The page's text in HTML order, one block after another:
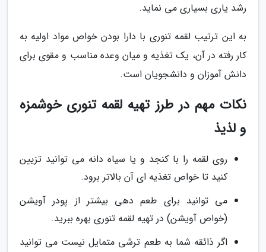
رشد یاری بسیاری می نماید.
به این ترتیب لقمه تنوری با دارا بودن خواص مواد اولیه به
کار رفته در آن، یک تغذیه و میان وعده مناسب و مقوی برای
دانش آموزان و دانشجویان است.
نکات مهم در طرز تهیه لقمه تنوری خوشمزه
و لذیذ
روی لقمه را با کنجد و یا سیاه دانه می توانید تزیین
کنید تا خواص تغذیه ای آن بالاتر برود.
می توانید برای طعم دهی بیشتر از پودر آویشن
(خواص آویشن) در تهیه لقمه تنوری بهره ببرید.
اگر ذائقه شما به طعم ترشی متمایل نیست می توانید